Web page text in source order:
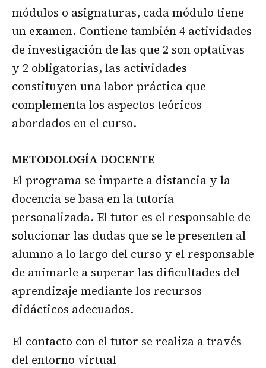
módulos o asignaturas, cada módulo tiene
un examen. Contiene también 4 actividades
de investigación de las que 2 son optativas
y 2 obligatorias, las actividades
constituyen una labor práctica que
complementa los aspectos teóricos
abordados en el curso.
METODOLOGÍA DOCENTE
El programa se imparte a distancia y la
docencia se basa en la tutoría
personalizada. El tutor es el responsable de
solucionar las dudas que se le presenten al
alumno a lo largo del curso y el responsable
de animarle a superar las dificultades del
aprendizaje mediante los recursos
didácticos adecuados.
El contacto con el tutor se realiza a través
del entorno virtual